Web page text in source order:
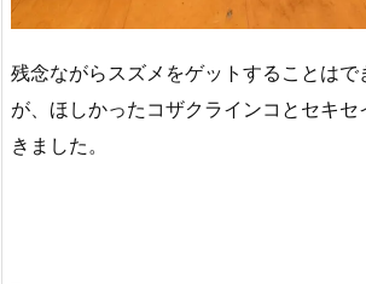
残念ながらスズメをゲットすることはで
が、ほしかったコザクラインコとセキ
きました。